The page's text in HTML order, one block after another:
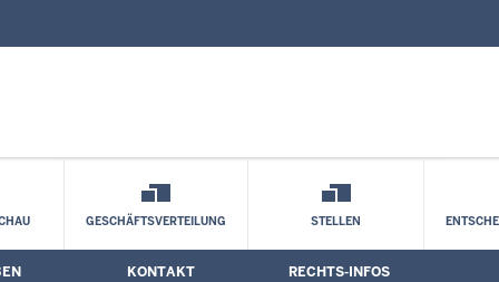
Westfalen:
Kontaktformular
GESCHÄFTSVERTEILUNG STELLEN
KONTAKT RECHTS-INFOS